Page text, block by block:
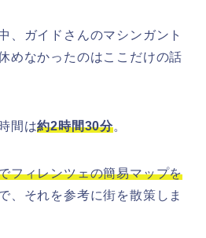
、ガイドさんのマシンガント
めなかったのはここだけの話
間は約2時間30分。
フィレンツェの簡易マップを
、それを参考に街を散策しま